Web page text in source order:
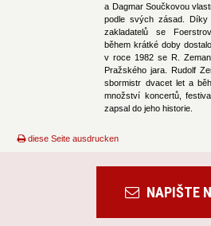
a Dagmar Součkovou
podle svých zásad. Díky
zakladatelů se
během krátké doby
v roce 1982 se R.
Pražského jara. Rudolf
sbormistr dvacet let a
množství koncertů,
zapsal do jeho historie.
diese Seite ausdrucken
NAPIŠTE